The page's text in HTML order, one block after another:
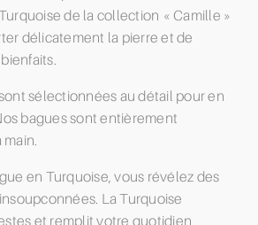
de la collection « Camille »
délicatement la pierre et de
sélectionnées au détail pour en
bagues sont entièrement
en Turquoise, vous révélez des
La Turquoise
et remplit votre quotidien